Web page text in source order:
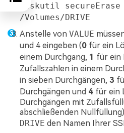
diskutil secureErase
/Volumes/DRIVE
Anstelle von VALUE
und 4 eingeben (0 für ein
einem Durchgang, 1 für ein
Zufallszahlen in einem
in sieben Durchgängen, 3
Durchgängen und 4 für ein
Durchgängen mit
abschließenden
DRIVE den Namen Ihrer